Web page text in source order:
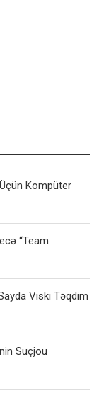
Kompüter
“Team
Viski Təqdim
Suçjou